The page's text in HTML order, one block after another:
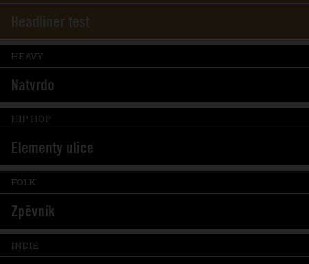
Headliner test
HEAVY
Natvrdo
HIP HOP
Elementy ulice
FOLK
Zpěvník
INDIE